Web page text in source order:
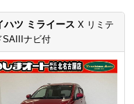
ハツ ミライースX リミテ
SAIIIナビ付